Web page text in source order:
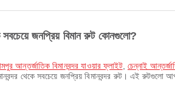
সবচেয়ে জনপ্রিয় বিমান রুট কোনগুলো?
আন্তর্জাতিক বিমানবন্দর যাওয়ার ফ্লাইট, চেন্নাই
থেকে সবচেয়ে জনপ্রিয় বিমানবন্দর রুট। এই রুটগুলো